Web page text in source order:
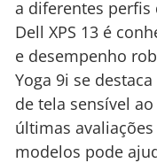
a diferentes perfis
Dell XPS 13 é
e desempenho
Yoga 9i se
de tela sensível
últimas
modelos pode